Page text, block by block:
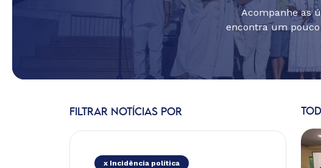
Acompanhe as
encontra um
FILTRAR NOTÍCIAS POR
x Incidência política